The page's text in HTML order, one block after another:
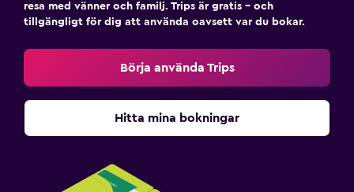
resa med vänner och familj. Trips är gratis – och
tillgängligt för dig att använda oavsett var du bokar.
Börja använda Trips
Hitta mina bokningar